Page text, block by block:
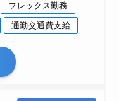
フレックス勤務
通勤交通費支給